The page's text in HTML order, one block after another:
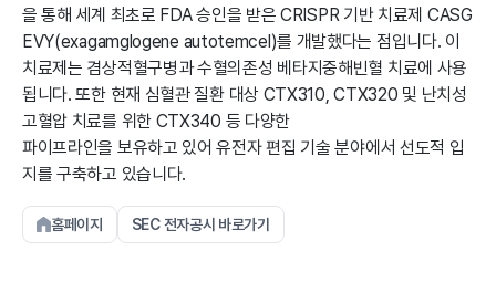
을 통해 세계 최초로 FDA 승인을 받은 CRISPR 기반 치료제 CASG
EVY(exagamglogene autotemcel)를 개발했다는 점입니다. 이
치료제는 겸상적혈구병과 수혈의존성 베타지중해빈혈 치료에 사용
됩니다. 또한 현재 심혈관 질환 대상 CTX310, CTX320 및 난치성
고혈압 치료를 위한 CTX340 등 다양한
파이프라인을 보유하고 있어 유전자 편집 기술 분야에서 선도적 입
지를 구축하고 있습니다.
홈페이지 SEC 전자공시 바로가기